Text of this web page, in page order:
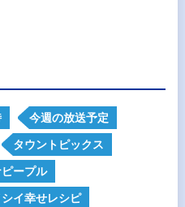
今週の放送予定
タウントピックス
ープル
イ幸せレシピ